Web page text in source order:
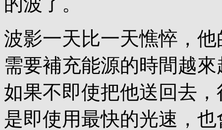
波影一天比一天憔悴，
需要補充能源的時間越來
如果不即使把他送回去
是即使用最快的光速，